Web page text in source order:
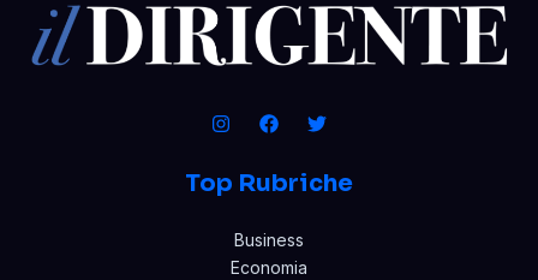
Top Rubriche
Business
Economia